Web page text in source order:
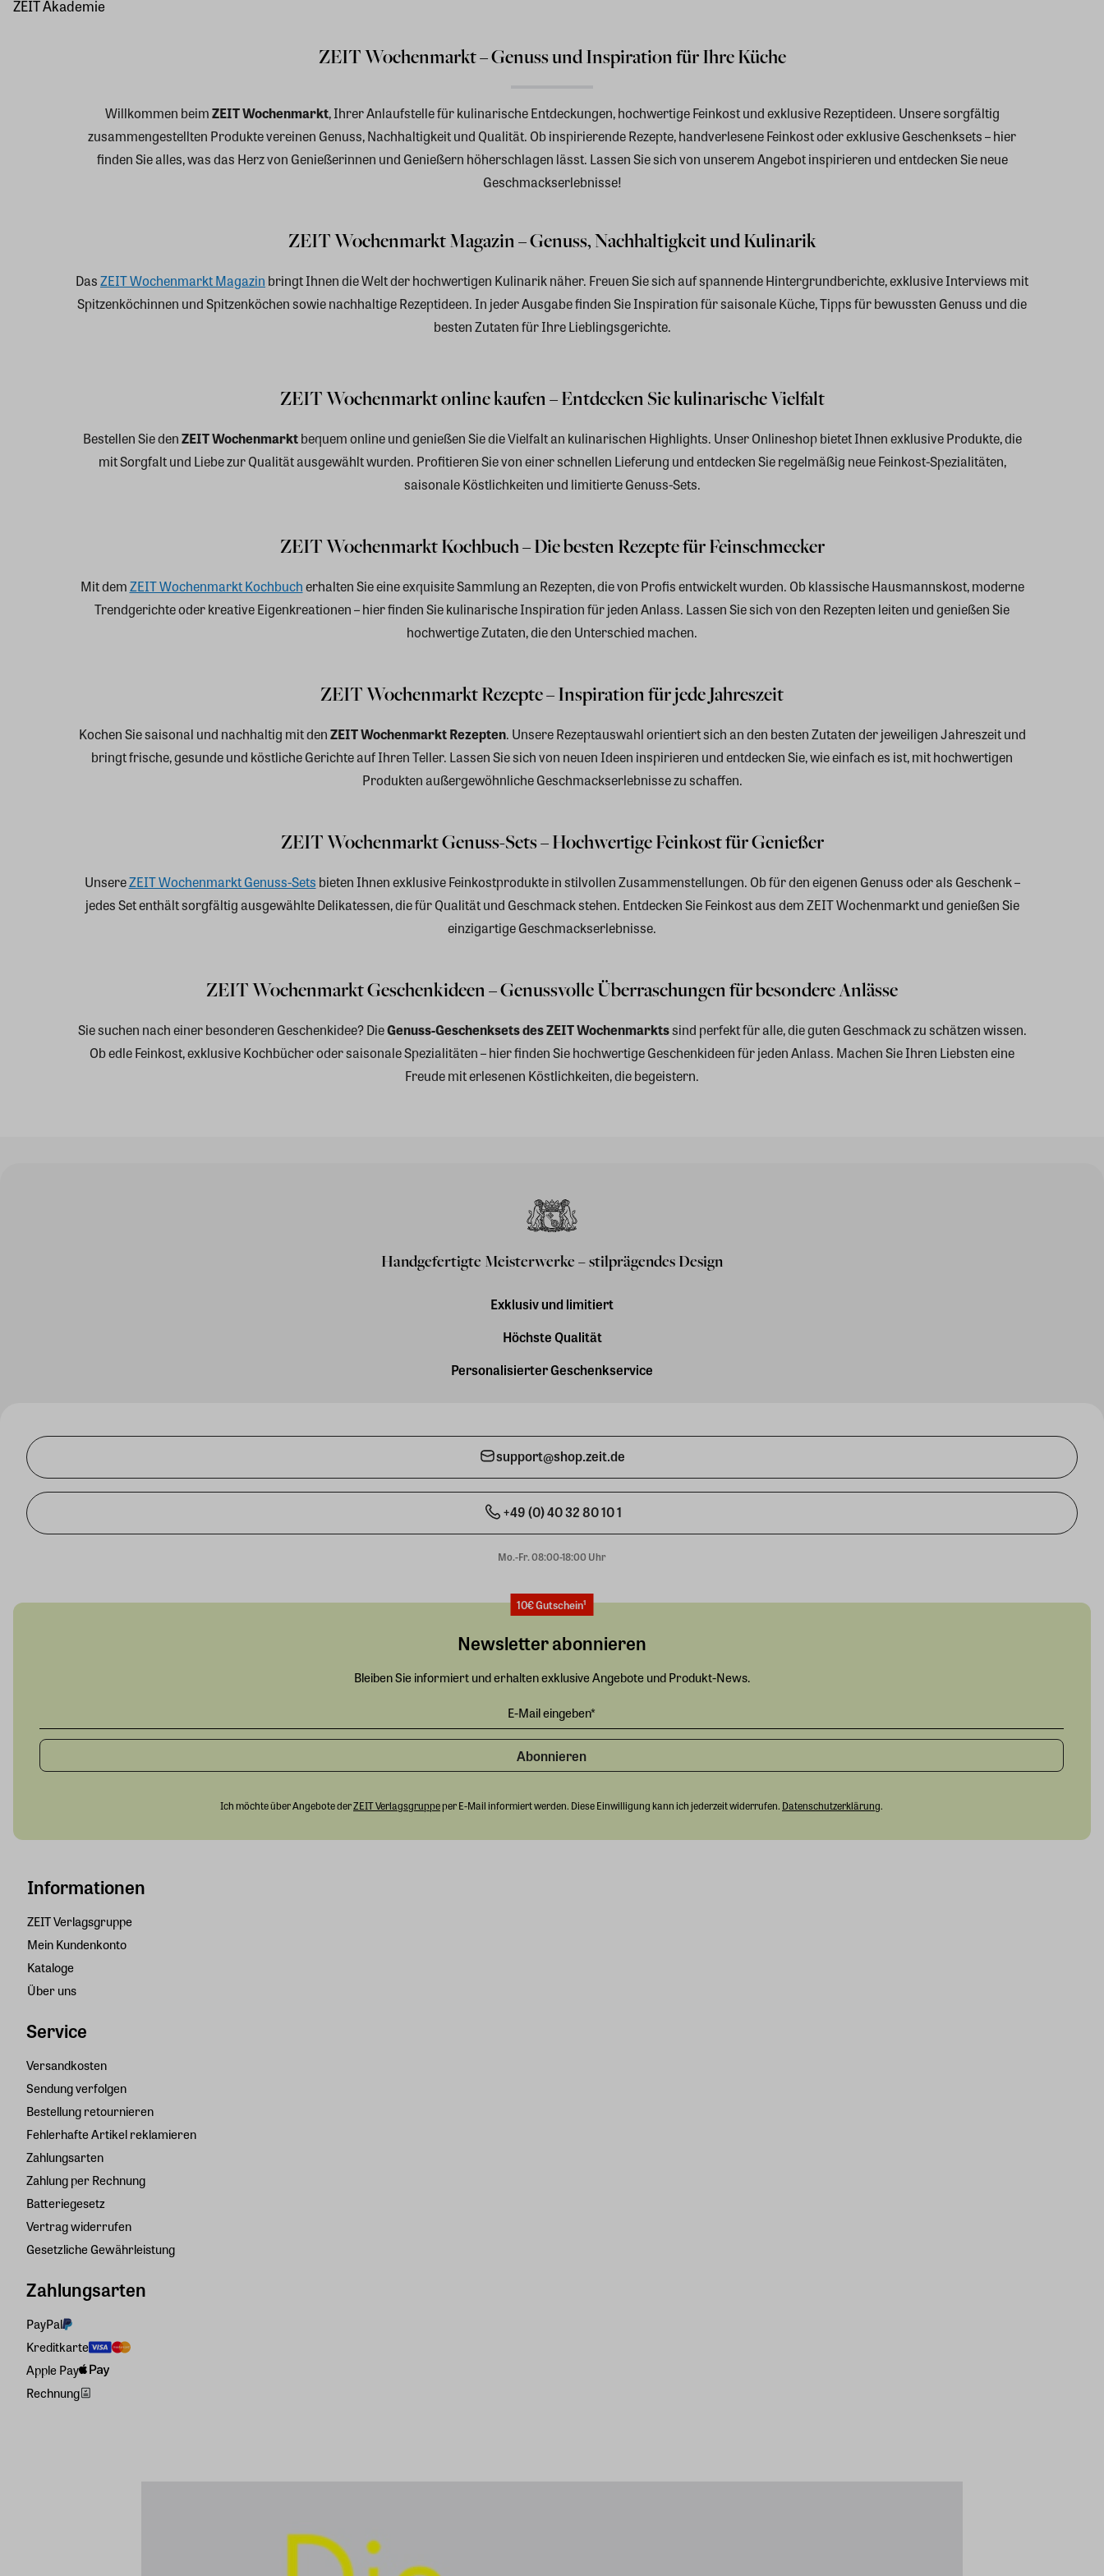
ZEIT Akademie
ZEIT Wochenmarkt – Genuss und Inspiration für Ihre Küche
Willkommen beimZEIT Wochenmarkt, Ihrer Anlaufstelle für kulinarische Entdeckungen, hochwertige Feinkost und exklusive Rezeptideen. Unsere sorgfältig
zusammengestellten Produkte vereinen Genuss, Nachhaltigkeit und Qualität. Ob inspirierende Rezepte, handverlesene Feinkost oder exklusive Geschenksets – hier
finden Sie alles, was das Herz von Genießerinnen und Genießern höherschlagen lässt. Lassen Sie sich von unserem Angebot inspirieren und entdecken Sie neue
Geschmackserlebnisse!
ZEIT Wochenmarkt Magazin – Genuss, Nachhaltigkeit und Kulinarik
DasZEIT Wochenmarkt Magazin bringt Ihnen die Welt der hochwertigen Kulinarik näher. Freuen Sie sich auf spannende Hintergrundberichte, exklusive Interviews mit
Spitzenköchinnen und Spitzenköchen sowie nachhaltige Rezeptideen. In jeder Ausgabe finden Sie Inspiration für saisonale Küche, Tipps für bewussten Genuss und die
besten Zutaten für Ihre Lieblingsgerichte.
ZEIT Wochenmarkt online kaufen – Entdecken Sie kulinarische Vielfalt
Bestellen Sie denZEIT Wochenmarktbequem online und genießen Sie die Vielfalt an kulinarischen Highlights. Unser Onlineshop bietet Ihnen exklusive Produkte, die
mit Sorgfalt und Liebe zur Qualität ausgewählt wurden. Profitieren Sie von einer schnellen Lieferung und entdecken Sie regelmäßig neue Feinkost-Spezialitäten,
saisonale Köstlichkeiten und limitierte Genuss-Sets.
ZEIT Wochenmarkt Kochbuch – Die besten Rezepte für Feinschmecker
Mit demZEIT Wochenmarkt Kochbucherhalten Sie eine exquisite Sammlung an Rezepten, die von Profis entwickelt wurden. Ob klassische Hausmannskost, moderne
Trendgerichte oder kreative Eigenkreationen – hier finden Sie kulinarische Inspiration für jeden Anlass. Lassen Sie sich von den Rezepten leiten und genießen Sie
hochwertige Zutaten, die den Unterschied machen.
ZEIT Wochenmarkt Rezepte – Inspiration für jede Jahreszeit
Kochen Sie saisonal und nachhaltig mit denZEIT Wochenmarkt Rezepten. Unsere Rezeptauswahl orientiert sich an den besten Zutaten der jeweiligen Jahreszeit und
bringt frische, gesunde und köstliche Gerichte auf Ihren Teller. Lassen Sie sich von neuen Ideen inspirieren und entdecken Sie, wie einfach es ist, mit hochwertigen
Produkten außergewöhnliche Geschmackserlebnisse zu schaffen.
ZEIT Wochenmarkt Genuss-Sets – Hochwertige Feinkost für Genießer
UnsereZEIT Wochenmarkt Genuss-Sets bieten Ihnen exklusive Feinkostprodukte in stilvollen Zusammenstellungen. Ob für den eigenen Genuss oder als Geschenk –
jedes Set enthält sorgfältig ausgewählte Delikatessen, die für Qualität und Geschmack stehen. Entdecken Sie Feinkost aus dem ZEIT Wochenmarkt und genießen Sie
einzigartige Geschmackserlebnisse.
ZEIT Wochenmarkt Geschenkideen – Genussvolle Überraschungen für besondere Anlässe
Sie suchen nach einer besonderen Geschenkidee? DieGenuss-Geschenksets des ZEIT Wochenmarktssind perfekt für alle, die guten Geschmack zu schätzen wissen.
Ob edle Feinkost, exklusive Kochbücher oder saisonale Spezialitäten – hier finden Sie hochwertige Geschenkideen für jeden Anlass. Machen Sie Ihren Liebsten eine
Freude mit erlesenen Köstlichkeiten, die begeistern.
Handgefertigte Meisterwerke – stilprägendes Design
Exklusiv und limitiert
Höchste Qualität
Personalisierter Geschenkservice
support@shop.zeit.de
+49 (0) 40 32 80 10 1
Mo.-Fr. 08:00-18:00 Uhr
Informationen
ZEIT Verlagsgruppe
Mein Kundenkonto
Kataloge
Über uns
Service
Versandkosten
Sendung verfolgen
Bestellung retournieren
Fehlerhafte Artikel reklamieren
Zahlungsarten
Zahlung per Rechnung
Batteriegesetz
Vertrag widerrufen
Gesetzliche Gewährleistung
Zahlungsarten
PayPal
Kreditkarte
Apple Pay
Rechnung
10€ Gutschein¹
Newsletter abonnieren
Bleiben Sie informiert und erhalten exklusive Angebote und Produkt-News.
Abonnieren
Ich möchte über Angebote derZEIT Verlagsgruppeper E-Mail informiert werden. Diese Einwilligung kann ich jederzeit widerrufen. Datenschutzerklärung.